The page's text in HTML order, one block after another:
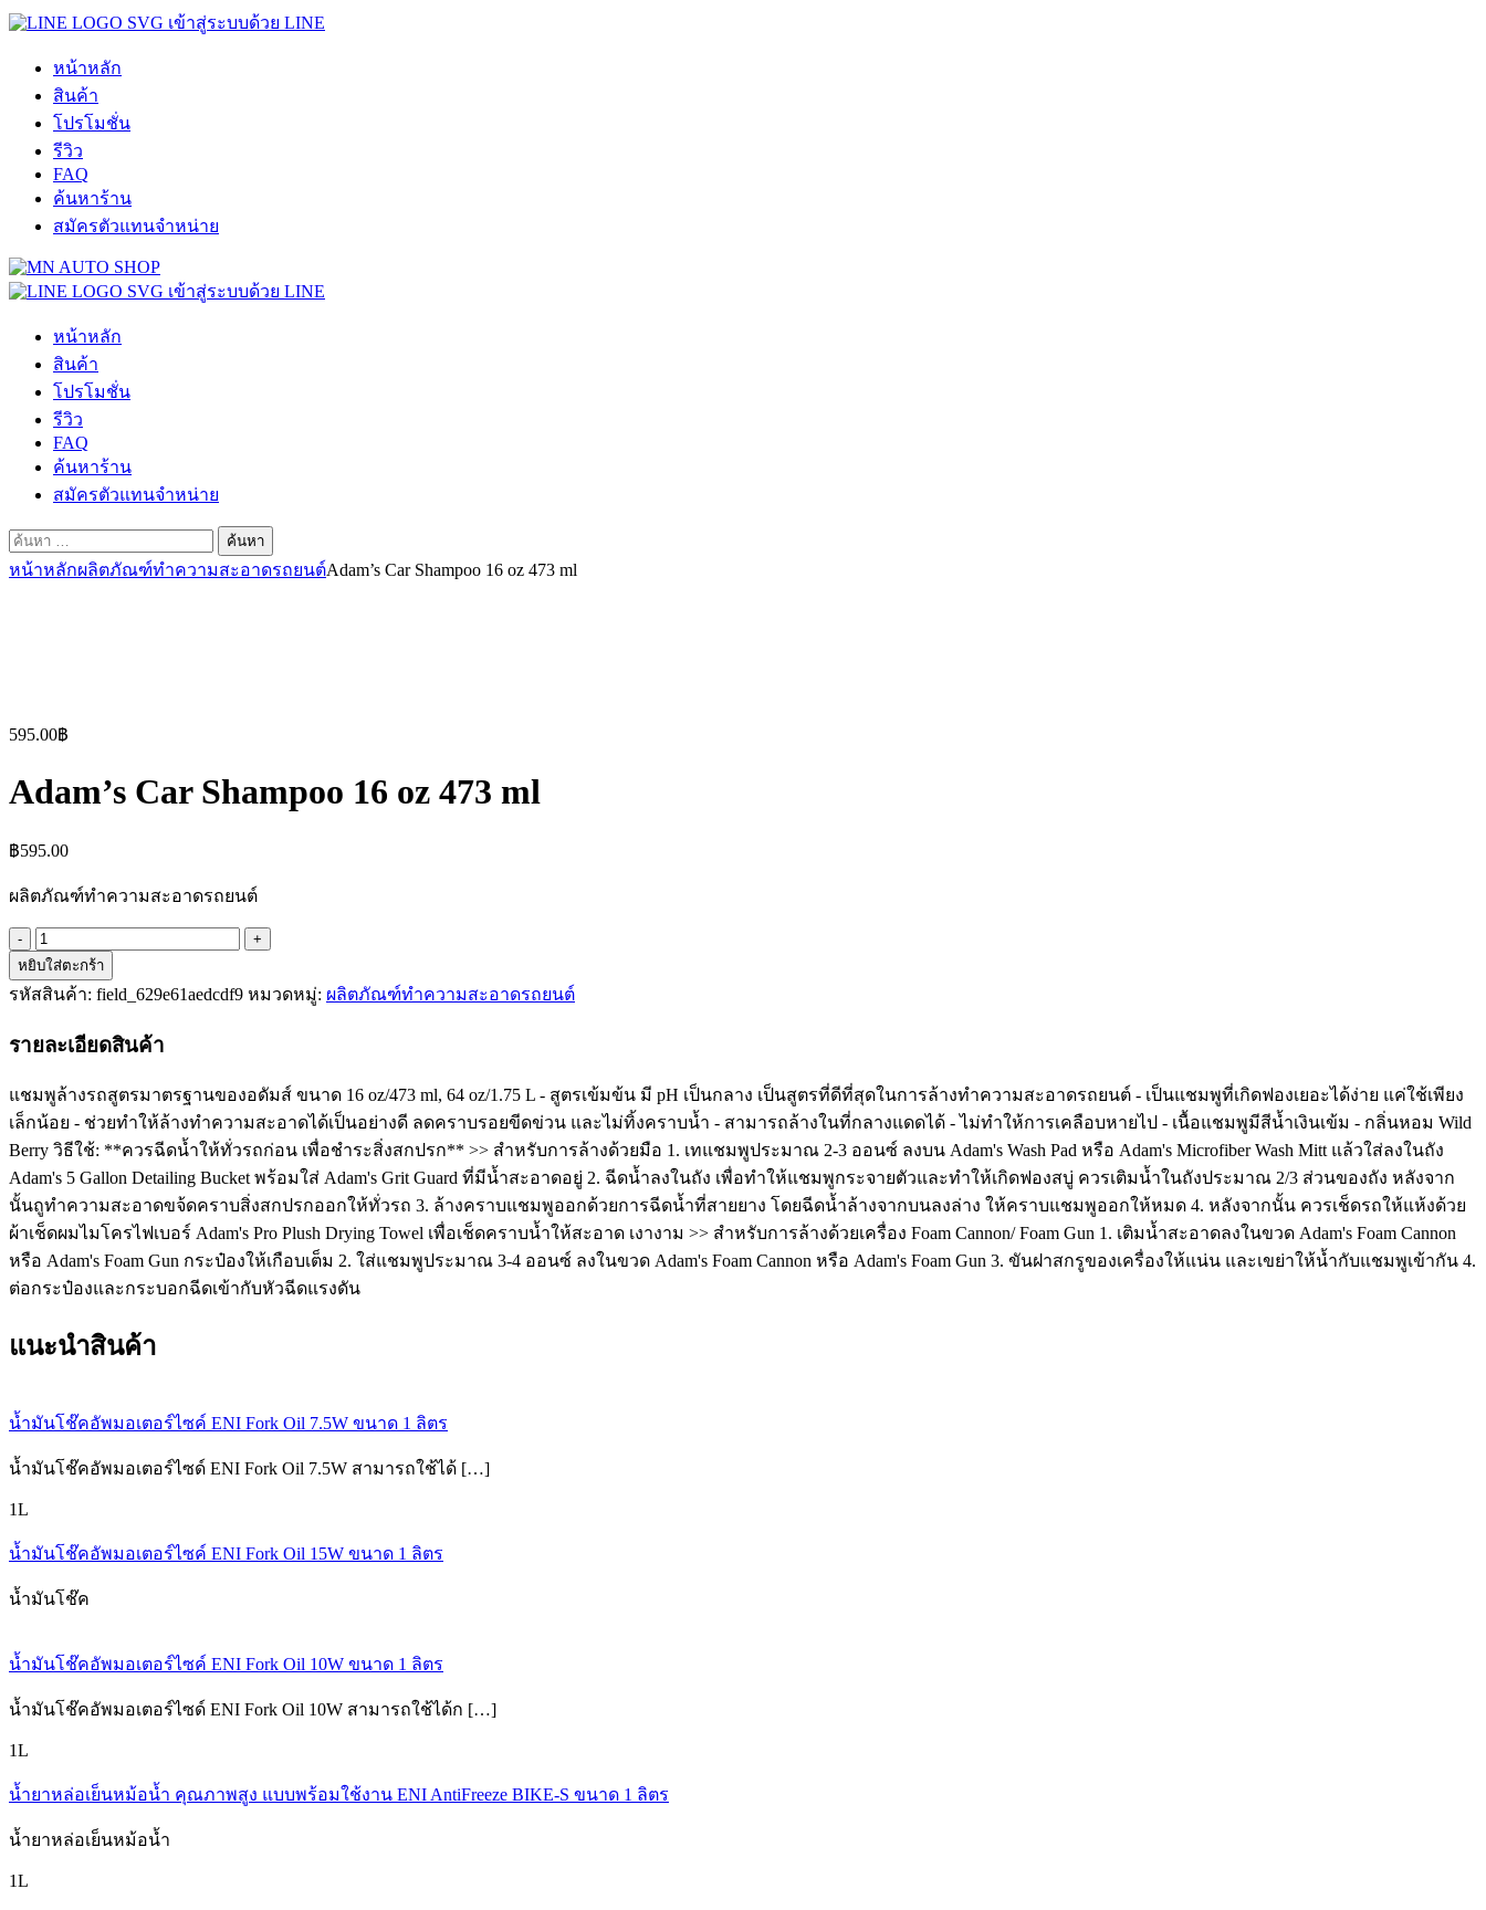
Skip
to
เข้าสู่ระบบด้วย LINE
หน้าหลัก
สินค้า
โปรโมชั่น
รีวิว
FAQ
ค้นหาร้าน
สมัครตัวแทนจำหน่าย
เข้าสู่ระบบด้วย LINE
หน้าหลัก
สินค้า
โปรโมชั่น
รีวิว
FAQ
ค้นหาร้าน
สมัครตัวแทนจำหน่าย
ค้นหา
สำหรับ:
หน้าหลักผลิตภัณฑ์ทำความสะอาดรถยนต์Adam’s Car Shampoo 16 oz 473 ml
595.00฿
Adam’s Car Shampoo 16 oz 473 ml
฿595.00
ผลิตภัณฑ์ทำความสะอาดรถยนต์
จำนวน
Adam's
Car
Shampoo
oz
ชิ้น
หยิบใส่ตะกร้า
รหัสสินค้า: field_629e61aedcdf9 หมวดหมู่: ผลิตภัณฑ์ทำความสะอาดรถยนต์
รายละเอียดสินค้า
แชมพูล้างรถสูตรมาตรฐานของอดัมส์ ขนาด 16 oz/473 ml, 64 oz/1.75 L - สูตรเข้มข้น มี pH เป็นกลาง เป็นสูตรที่ดีที่สุดในการล้างทำความสะอาดรถยนต์ - เป็นแชมพูที่เกิดฟองเยอะได้ง่าย แค่ใช้เพียง
เล็กน้อย - ช่วยทำให้ล้างทำความสะอาดได้เป็นอย่างดี ลดคราบรอยขีดข่วน และไม่ทิ้งคราบน้ำ - สามารถล้างในที่กลางแดดได้ - ไม่ทำให้การเคลือบหายไป - เนื้อแชมพูมีสีน้ำเงินเข้ม - กลิ่นหอม Wild
Berry วิธีใช้: **ควรฉีดน้ำให้ทั่วรถก่อน เพื่อชำระสิ่งสกปรก** >> สำหรับการล้างด้วยมือ 1. เทแชมพูประมาณ 2-3 ออนซ์ ลงบน Adam's Wash Pad หรือ Adam's Microfiber Wash Mitt แล้วใส่ลงในถัง
Adam's 5 Gallon Detailing Bucket พร้อมใส่ Adam's Grit Guard ที่มีน้ำสะอาดอยู่ 2. ฉีดน้ำลงในถัง เพื่อทำให้แชมพูกระจายตัวและทำให้เกิดฟองสบู่ ควรเติมน้ำในถังประมาณ 2/3 ส่วนของถัง หลังจาก
นั้นถูทำความสะอาดขจ้ดคราบสิ่งสกปรกออกให้ทั่วรถ 3. ล้างคราบแชมพูออกด้วยการฉีดน้ำที่สายยาง โดยฉีดน้ำล้างจากบนลงล่าง ให้คราบแชมพูออกให้หมด 4. หลังจากนั้น ควรเช็ดรถให้แห้งด้วย
ผ้าเช็ดผมไมโครไฟเบอร์ Adam's Pro Plush Drying Towel เพื่อเช็ดคราบน้ำให้สะอาด เงางาม >> สำหรับการล้างด้วยเครื่อง Foam Cannon/ Foam Gun 1. เติมน้ำสะอาดลงในขวด Adam's Foam Cannon
หรือ Adam's Foam Gun กระป๋องให้เกือบเต็ม 2. ใส่แชมพูประมาณ 3-4 ออนซ์ ลงในขวด Adam's Foam Cannon หรือ Adam's Foam Gun 3. ขันฝาสกรูของเครื่องให้แน่น และเขย่าให้น้ำกับแชมพูเข้ากัน 4.
ต่อกระป๋องและกระบอกฉีดเข้ากับหัวฉีดแรงดัน
แนะนำสินค้า
น้ำมันโช๊คอัพมอเตอร์ไซค์ ENI Fork Oil 7.5W ขนาด 1 ลิตร
น้ำมันโช๊คอัพมอเตอร์ไซด์ ENI Fork Oil 7.5W สามารถใช้ได้ […]
1L
น้ำมันโช๊คอัพมอเตอร์ไซค์ ENI Fork Oil 15W ขนาด 1 ลิตร
น้ำมันโช๊ค
น้ำมันโช๊คอัพมอเตอร์ไซค์ ENI Fork Oil 10W ขนาด 1 ลิตร
น้ำมันโช๊คอัพมอเตอร์ไซด์ ENI Fork Oil 10W สามารถใช้ได้ก […]
1L
น้ำยาหล่อเย็นหม้อน้ำ คุณภาพสูง แบบพร้อมใช้งาน ENI AntiFreeze BIKE-S ขนาด 1 ลิตร
น้ำยาหล่อเย็นหม้อน้ำ
1L